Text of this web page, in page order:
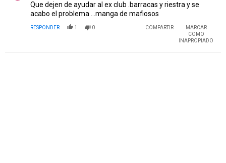
Que dejen de ayudar al ex club .barracas y riestra y se
acabo el problema ...manga de mafiosos
RESPONDER 1 0 COMPARTIR
MARCAR
COMO
INAPROPIADO